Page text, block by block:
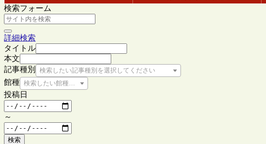
検索フォーム
詳細検索
タイトル
本文
記事種別
検索したい記事種別を選択してください
館種 検索したい館種を選択してください
投稿日
～
検索